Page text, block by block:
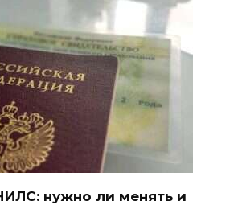
нужно ли менять и